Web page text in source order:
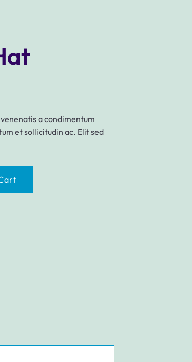
a condimentum
et sollicitudin ac. Elit sed